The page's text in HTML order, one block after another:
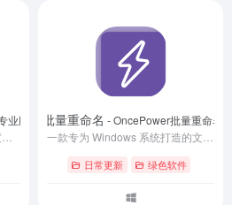
版
批量重命名 - OncePower批量重命名
日常更新 绿色软件